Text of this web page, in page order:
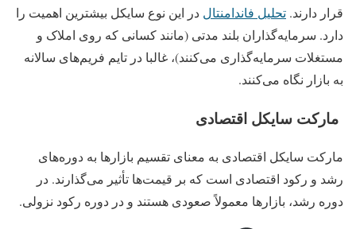
قرار دارند. تحلیل‌ فاندامنتال در این نوع سایکل بیشترین اهمیت را
دارد. سرمایه‌گذاران بلند مدتی (مانند کسانی که روی املاک و
مستغلات سرمایه‌گذاری می‌کنند)، غالبا در تایم فریم‌های سالانه
به بازار نگاه می‌کنند.
مارکت سایکل اقتصادی
مارکت سایکل اقتصادی به معنای تقسیم بازارها به دوره‌های
رشد و رکود اقتصادی است که بر قیمت‌ها تأثیر می‌گذارند. در
دوره رشد، بازارها معمولاً صعودی هستند و در دوره رکود نزولی.